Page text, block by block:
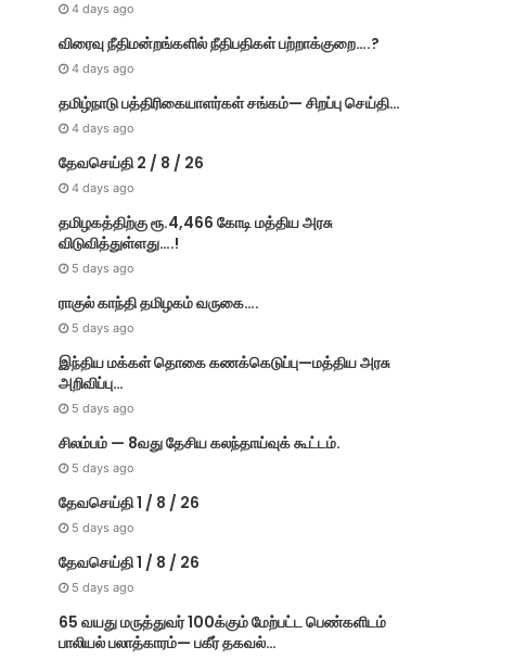
4 days ago
விரைவு நீதிமன்றங்களில் நீதிபதிகள் பற்றாக்குறை….?
4 days ago
தமிழ்நாடு பத்திரிகையாளர்கள் சங்கம்— சிறப்பு செய்தி…
4 days ago
தேவசெய்தி 2 / 8 / 26
4 days ago
தமிழகத்திற்கு ரூ.4,466 கோடி மத்திய அரசு
விடுவித்துள்ளது….!
5 days ago
ராகுல் காந்தி தமிழகம் வருகை….
5 days ago
இந்திய மக்கள் தொகை கணக்கெடுப்பு—மத்திய அரசு
அறிவிப்பு…
5 days ago
சிலம்பம் — 8வது தேசிய கலந்தாய்வுக் கூட்டம்.
5 days ago
தேவசெய்தி 1 / 8 / 26
5 days ago
தேவசெய்தி 1 / 8 / 26
5 days ago
65 வயது மருத்துவர் 100க்கும் மேற்பட்ட பெண்களிடம்
பாலியல் பலாத்காரம்— பகீர் தகவல்…